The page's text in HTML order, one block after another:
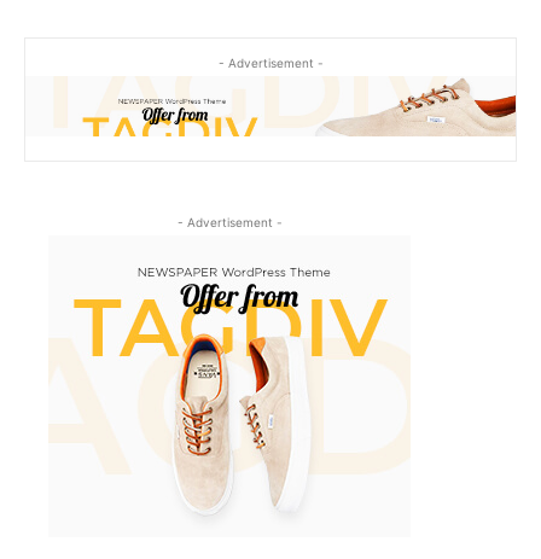
- Advertisement -
- Advertisement -